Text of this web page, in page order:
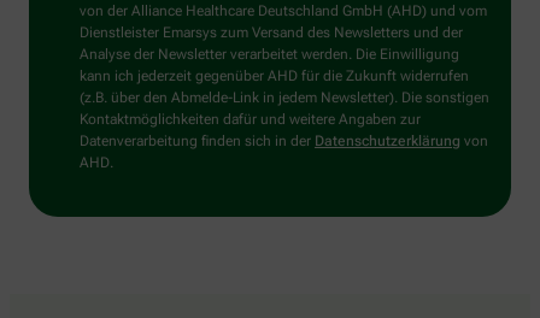
von der Alliance Healthcare Deutschland GmbH (AHD) und vom
Dienstleister Emarsys zum Versand des Newsletters und der
Analyse der Newsletter verarbeitet werden. Die Einwilligung
kann ich jederzeit gegenüber AHD für die Zukunft widerrufen
(z.B. über den Abmelde-Link in jedem Newsletter). Die sonstigen
Kontaktmöglichkeiten dafür und weitere Angaben zur
Datenverarbeitung finden sich in der Datenschutzerklärung von
AHD.